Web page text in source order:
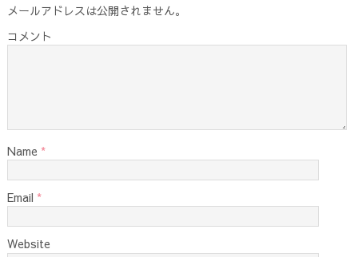
メールアドレスは公開されません。
コメント
Name *
Email *
Website